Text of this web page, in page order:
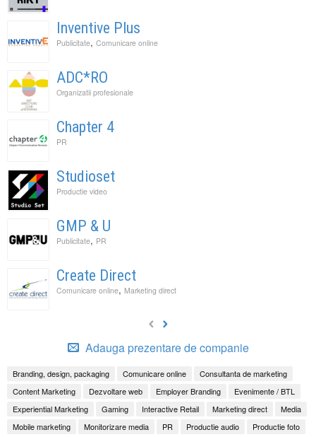
Inventive Plus
Publicitate, Comunicare online
ADC*RO
Organizatii profesionale
Chapter 4
PR
Studioset
Productie video
GMP & U
Publicitate, PR
Create Direct
Comunicare online, Marketing direct
Adauga prezentare de companie
Branding, design, packaging Comunicare online
Consultanta de marketing
Content Marketing
Dezvoltare web Employer Branding
Evenimente / BTL
Experiential Marketing
Gaming Interactive Retail Marketing direct
Media
Mobile marketing
Monitorizare media PR Productie audio Productie foto